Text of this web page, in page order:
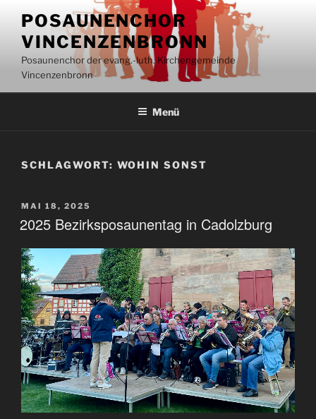
springen
Inhalt
springen
POSAUNENCHOR
VINCENZENBRONN
Posaunenchor der evang.-luth. Kirchengemeinde
Vincenzenbronn
Menü
SCHLAGWORT: WOHIN SONST
VERÖFFENTLICHT
AM
MAI 18, 2025
2025 Bezirksposaunentag in Cadolzburg